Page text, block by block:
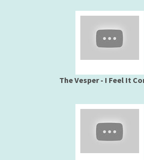
The Vesper - I Feel It